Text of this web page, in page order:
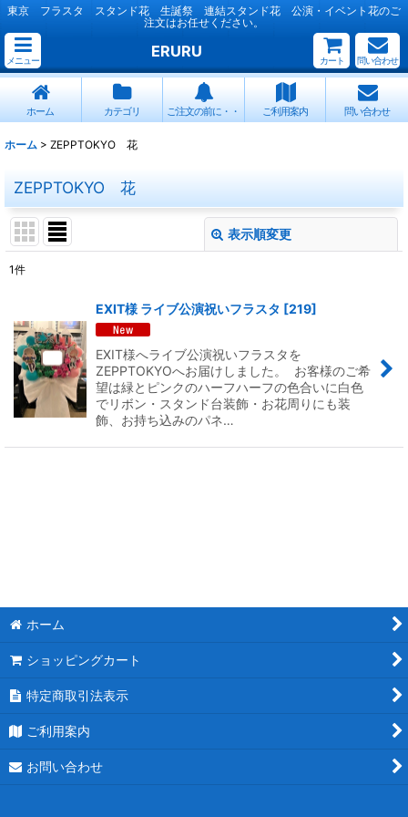
東京 フラスタ スタンド花 生誕祭 連結スタンド花 公演・イベント花のご
注文はお任せください。
メニュー
ERURU
カート 問い合わせ
ホーム カテゴリ ご注文の前に・・ ご利用案内 問い合わせ
ホーム > ZEPPTOKYO 花
ZEPPTOKYO 花
表示順変更
並び順:
絞り込む
1件
EXIT様 ライブ公演祝いフラスタ [219]
EXIT様へライブ公演祝いフラスタを
ZEPPTOKYOへお届けしました。 お客様のご希
望は緑とピンクのハーフハーフの色合いに白色
でリボン・スタンド台装飾・お花周りにも装
飾、お持ち込みのパネ…
ホーム
ショッピングカート
特定商取引法表示
ご利用案内
お問い合わせ